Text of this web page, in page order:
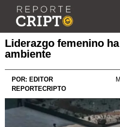
Liderazgo femenino
ambiente
POR: EDITOR
REPORTECRIPTO